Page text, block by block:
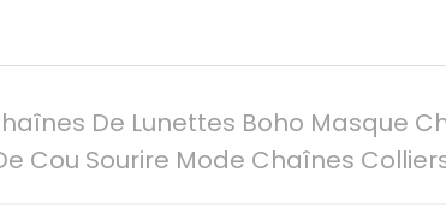
De Lunettes Boho Masque
Cou Sourire Mode Chaînes